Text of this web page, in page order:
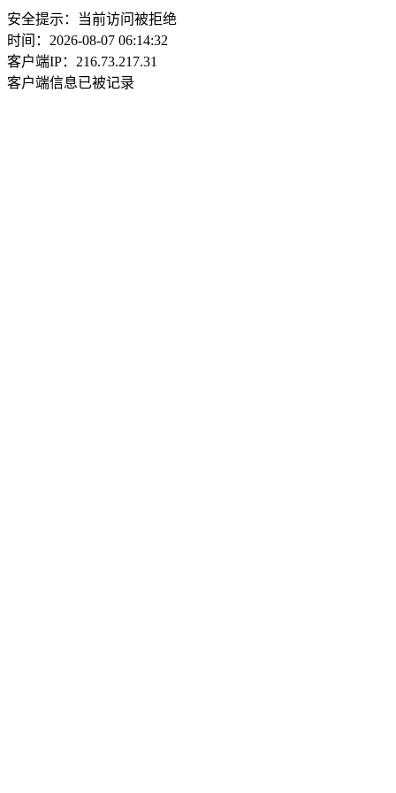
安全提示：当前访问被拒绝
时间：2026-08-07 06:14:32
客户端IP：216.73.217.31
客户端信息已被记录